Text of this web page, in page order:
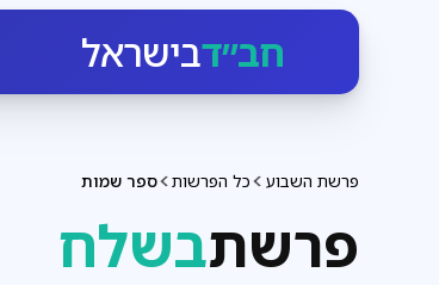
חב״דבישראל
פרשת השבוע כל הפרשות ספר שמות
פרשתבשלח